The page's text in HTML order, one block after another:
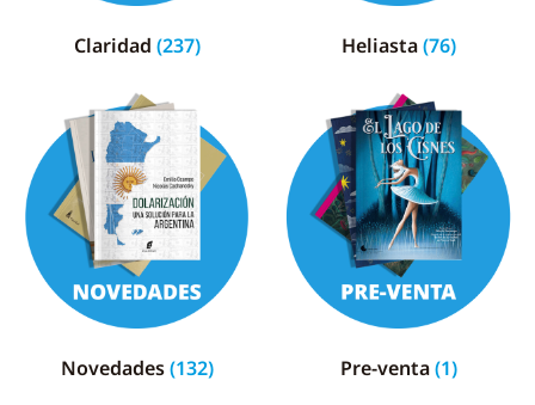
Claridad (237) Heliasta(76)
Novedades(132) Pre-venta(1)